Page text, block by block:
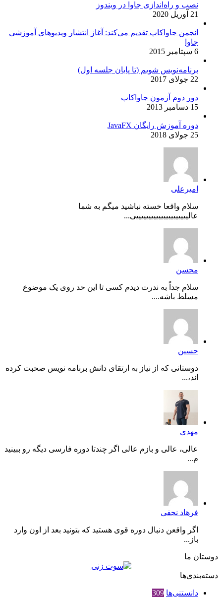
نصب و راه‌اندازی جاوا در ویندوز
21 آوریل 2020
انجمن جاواکاپ تقدیم می‌کند: آغاز انتشار ویدیوهای آموزشی
جاوا
6 سپتامبر 2015
برنامه‌نویس شویم (تا پایان جلسه اول)
22 جولای 2017
دور دوم آزمون جاواکاپ
15 دسامبر 2013
دوره آموزش رایگان JavaFX
25 جولای 2018
امیرعلی
سلام واقعا خسته نباشید میگم به شما
عالیییییییییییییییییییییی...
محسن
سلام جداً به ندرت دیدم کسی تا این حد روی یک موضوع
مسلط باشه....
حسین
دوستانی که از نیاز به ارتقای دانش برنامه نویس صحبت کرده
اند،...
مهدی
عالی، عالی و بازم عالی اگر چندتا دوره فارسی دیگه رو ببینید
م...
فرهاد نجفی
اگر واقعن دنبال دوره قوی هستید که بتونید بعد از اون وارد
باز...
دوستان ما
دسته‌بندی‌ها
دانستنی‌ها 309